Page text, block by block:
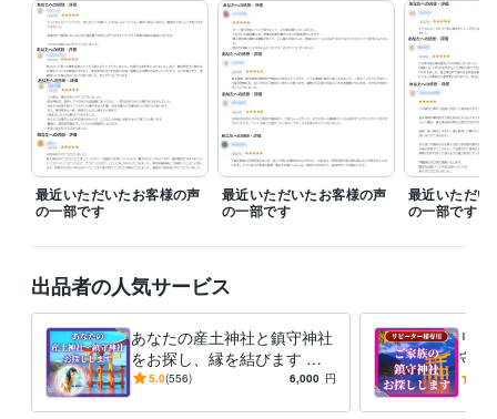
得意分野
占い 産土神社鑑定 あなたが開運しやすい神社と参拝順序鑑定
開運 神様リーディング
風水
四柱推命
縁結び 金運
最近いただいたお客様の声
の一部です
最近いただいたお客様の声
の一部です
最近いただい
の一部です
出品者の人気サービス
あなたの産土神社と鎮守神社
をお探し、縁を結びます お
盆にご先祖様と産土神様に感
5.0(556) 6,000 円
リ
守る
盆に